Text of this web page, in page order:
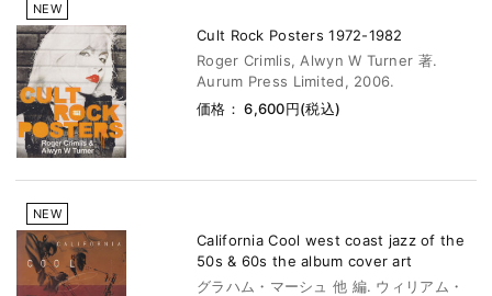
NEW
Cult Rock Posters 1972-1982
Roger Crimlis, Alwyn W Turner 著.
Aurum Press Limited, 2006.
価格： 6,600円(税込)
NEW
California Cool west coast jazz of the
50s & 60s the album cover art
グラハム・マーシュ 他 編. ウィリアム・